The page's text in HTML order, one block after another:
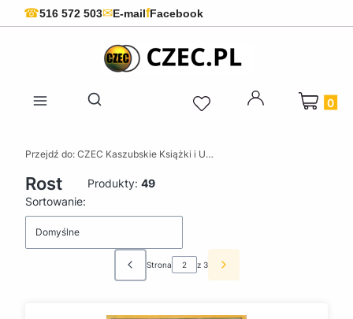
☎516 572 503✉E-mailfFacebook
Otwórz wyszukiwarkę
Produkty
Przejdź do: CZEC Kaszubskie Książki i Upominki - Pamiątki z Kaszub
Rost Produkty: 49
Lista produktów
Sortowanie:
Domyślne
Poprzednie produkty
Strona z 3 Następne produkty